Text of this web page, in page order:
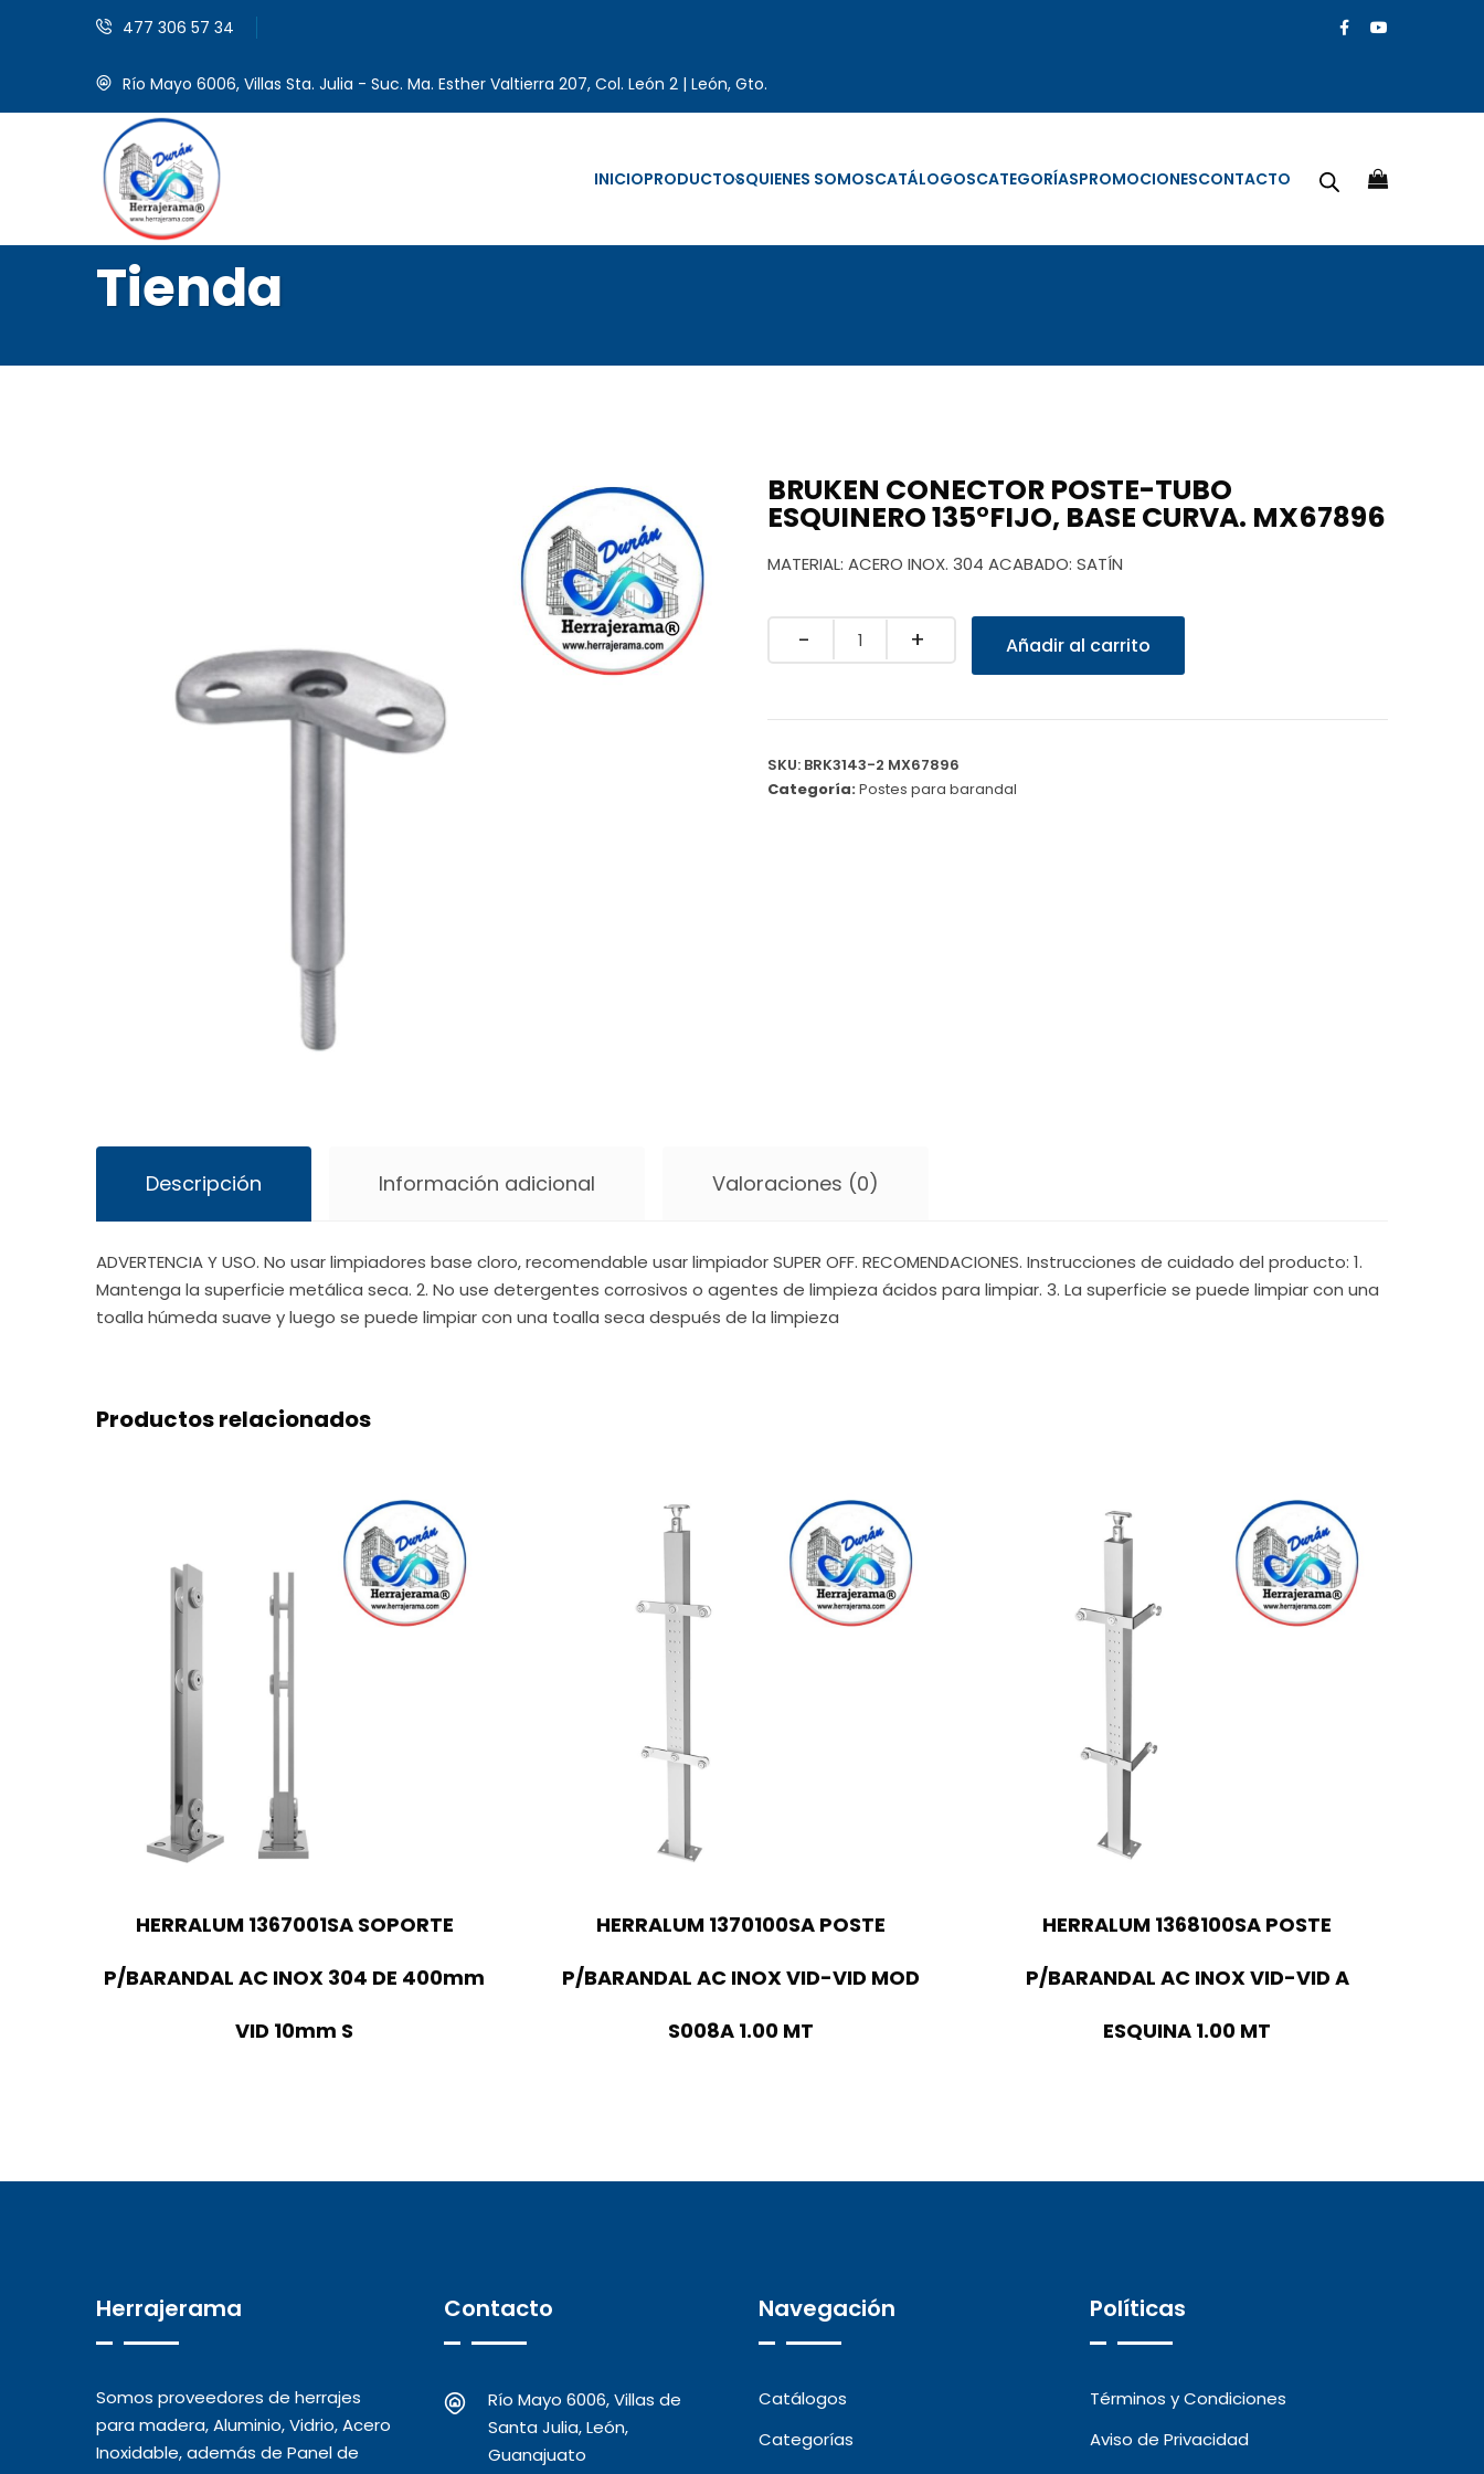
477 306 57 34
Río Mayo 6006, Villas Sta. Julia - Suc. Ma. Esther Valtierra 207, Col. León 2 | León, Gto.
INICIOPRODUCTOSQUIENES SOMOSCATÁLOGOSCATEGORÍASPROMOCIONESCONTACTO
Tienda
BRUKEN CONECTOR POSTE-TUBO
ESQUINERO 135°FIJO, BASE CURVA. MX67896
MATERIAL: ACERO INOX. 304 ACABADO: SATÍN
Quantity Añadir al carrito
SKU: BRK3143-2 MX67896
Categoría:Postes para barandal
Descripción Información adicional Valoraciones (0)
ADVERTENCIA Y USO. No usar limpiadores base cloro, recomendable usar limpiador SUPER OFF. RECOMENDACIONES. Instrucciones de cuidado del producto: 1.
Mantenga la superficie metálica seca. 2. No use detergentes corrosivos o agentes de limpieza ácidos para limpiar. 3. La superficie se puede limpiar con una
toalla húmeda suave y luego se puede limpiar con una toalla seca después de la limpieza
Productos relacionados
HERRALUM 1367001SA SOPORTE
P/BARANDAL AC INOX 304 DE 400mm
VID 10mm S
HERRALUM 1370100SA POSTE
P/BARANDAL AC INOX VID-VID MOD
S008A 1.00 MT
HERRALUM 1368100SA POSTE
P/BARANDAL AC INOX VID-VID A
ESQUINA 1.00 MT
Herrajerama
Somos proveedores de herrajes
para madera, Aluminio, Vidrio, Acero
Inoxidable, además de Panel de
Contacto
Río Mayo 6006, Villas de
Santa Julia, León,
Guanajuato
Navegación
Catálogos
Categorías
Políticas
Términos y Condiciones
Aviso de Privacidad